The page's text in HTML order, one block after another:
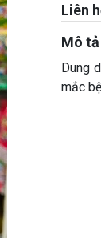
Liên
Mô
Dung
mắc